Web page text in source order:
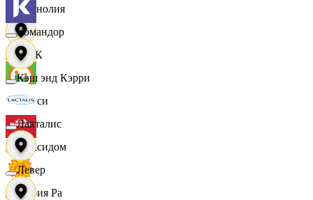
Магнолия
МАК
Макси
Максидом
Мария Ра
Командор
Кэш энд Кэрри
Лакталис
Левер